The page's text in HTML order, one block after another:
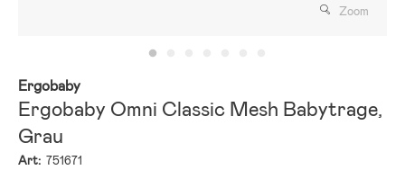
Zoom
Ergobaby
Ergobaby Omni Classic Mesh Babytrage,
Grau
Art: 751671